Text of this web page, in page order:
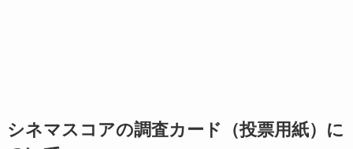
シネマスコアの調査カード（投票用紙）に